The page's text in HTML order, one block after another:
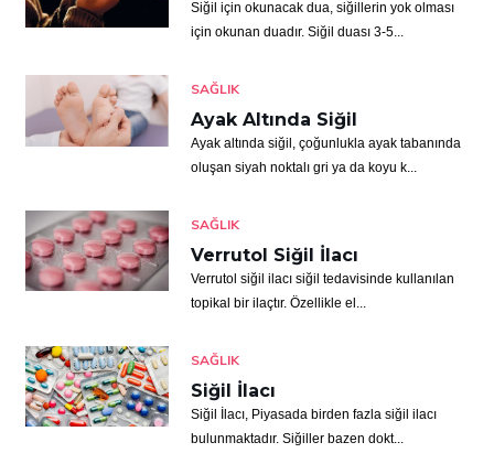
Siğil için okunacak dua, siğillerin yok olması
için okunan duadır. Siğil duası 3-5...
SAĞLIK
Ayak Altında Siğil
Ayak altında siğil, çoğunlukla ayak tabanında
oluşan siyah noktalı gri ya da koyu k...
SAĞLIK
Verrutol Siğil İlacı
Verrutol siğil ilacı siğil tedavisinde kullanılan
topikal bir ilaçtır. Özellikle el...
SAĞLIK
Siğil İlacı
Siğil İlacı, Piyasada birden fazla siğil ilacı
bulunmaktadır. Siğiller bazen dokt...